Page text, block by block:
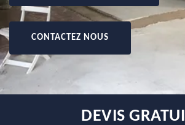
CONTACTEZ NOUS
DEVIS